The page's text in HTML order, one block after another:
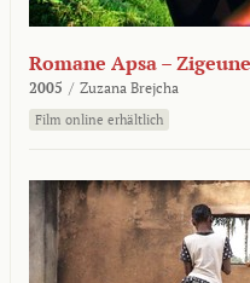
Romane Apsa –
2005 / Zuzana Brejcha
Film online erhältlich